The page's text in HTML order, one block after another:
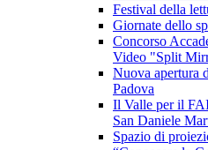
Festival della
Giornate dello
Concorso
Video "Split
Nuova apertura
Padova
Il Valle per il
San Daniele
Spazio di